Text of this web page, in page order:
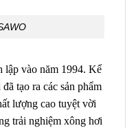
lập vào năm 1994. Kể
tạo ra các sản phẩm
lượng cao tuyệt vời
trải nghiệm xông hơi